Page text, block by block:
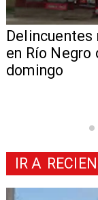
Delincuentes
en Río Negro
domingo
IR A